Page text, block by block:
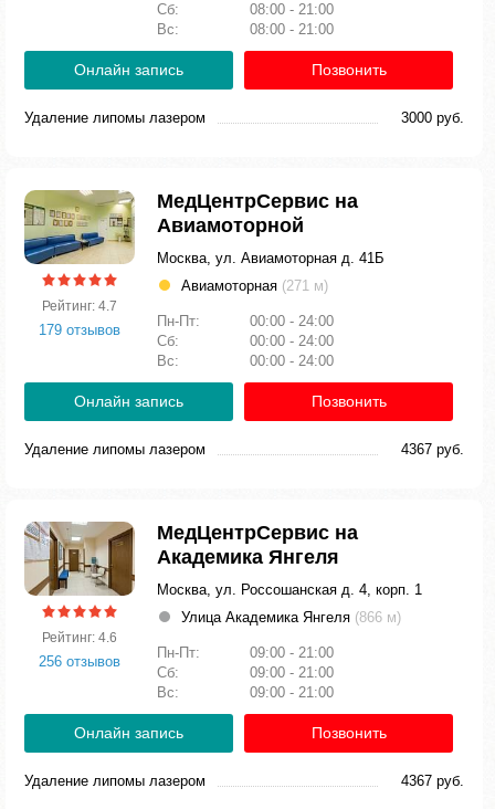
Сб:
08:00 - 21:00
Вс:
08:00 - 21:00
Онлайн запись Позвонить
Удаление липомы лазером 3000 руб.
Рейтинг: 4.7
179 отзывов
МедЦентрСервис на
Авиамоторной
Москва, ул. Авиамоторная д. 41Б
Авиамоторная (271 м)
Пн-Пт:
00:00 - 24:00
Сб:
00:00 - 24:00
Вс:
00:00 - 24:00
Онлайн запись Позвонить
Удаление липомы лазером 4367 руб.
Рейтинг: 4.6
256 отзывов
МедЦентрСервис на
Академика Янгеля
Москва, ул. Россошанская д. 4, корп. 1
Улица Академика Янгеля (866 м)
Пн-Пт:
09:00 - 21:00
Сб:
09:00 - 21:00
Вс:
09:00 - 21:00
Онлайн запись Позвонить
Удаление липомы лазером 4367 руб.